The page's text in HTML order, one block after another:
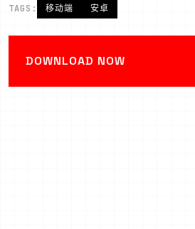
TAGS: 移动端 安卓
DOWNLOAD NOW